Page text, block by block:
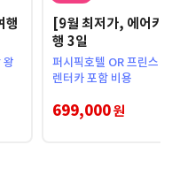
행
왕
[9월 최저가, 에어카
행 3일
퍼시픽호텔 OR 프린스
렌터카 포함 비용
699,000원